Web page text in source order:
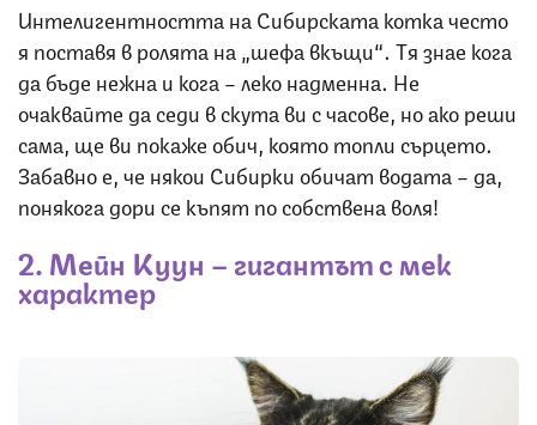
Интелигентността на Сибирската котка често
я поставя в ролята на „шефа вкъщи“. Тя знае кога
да бъде нежна и кога – леко надменна. Не
очаквайте да седи в скута ви с часове, но ако реши
сама, ще ви покаже обич, която топли сърцето.
Забавно е, че някои Сибирки обичат водата – да,
понякога дори се къпят по собствена воля!
2. Мейн Куун – гигантът с мек
характер